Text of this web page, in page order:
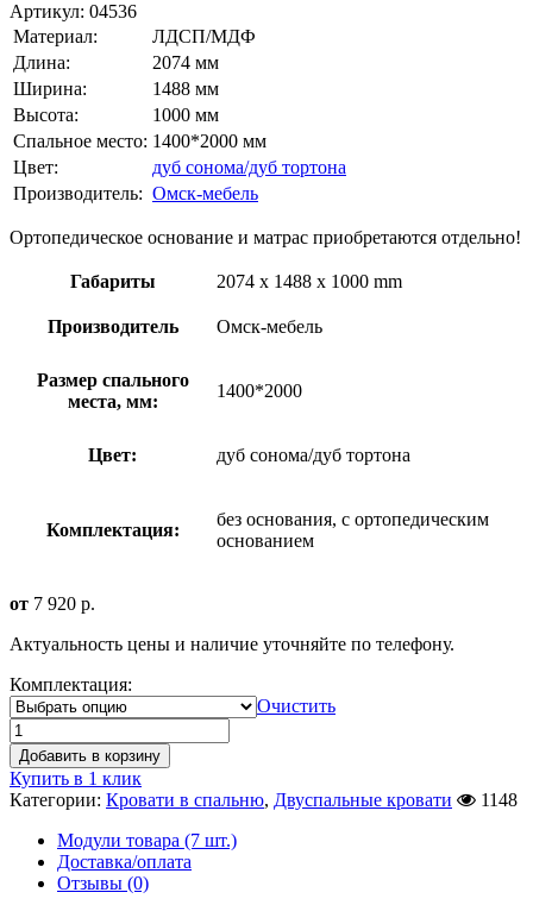
Артикул: 04536
Материал:
ЛДСП/МДФ
Длина:
2074 мм
Ширина:
1488 мм
Высота:
1000 мм
Спальное место: 1400*2000 мм
Цвет:
дуб сонома/дуб тортона
Производитель: Омск-мебель
Ортопедическое основание и матрас приобретаются отдельно!
Габариты 2074 x 1488 x 1000 mm
Производитель Омск-мебель
Размер спального
места, мм:
1400*2000
Цвет: дуб сонома/дуб тортона
Комплектация:
без основания, с ортопедическим
основанием
от 7 920 р.
Актуальность цены и наличие уточняйте по телефону.
Комплектация:
Очистить
Добавить в корзину
Купить в 1 клик
Категории: Кровати в спальню, Двуспальные кровати
1148
Модули товара (7 шт.)
Доставка/оплата
Отзывы (0)